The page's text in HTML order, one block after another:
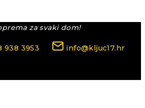
za svaki dom!
938 3953 info@kljuc17.hr